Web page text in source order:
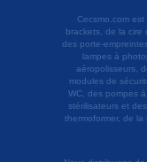
Cecsmo.com
brackets, de la cire
des porte-
lampes à
aéropolisseurs,
modules de
WC, des pompes
stérilisateurs et
thermoformer, de